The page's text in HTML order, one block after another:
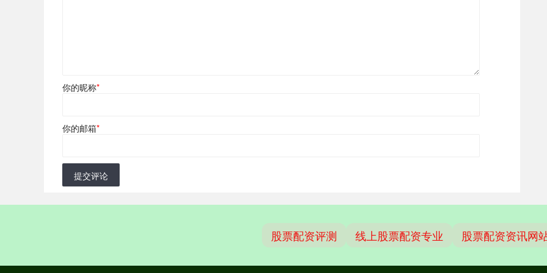
你的昵称*
你的邮箱*
提交评论
股票配资评测 线上股票配资专业 股票配资资讯网